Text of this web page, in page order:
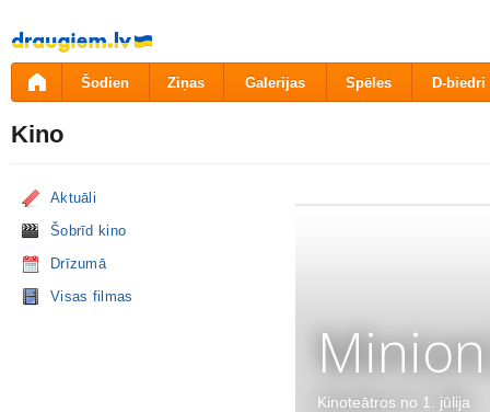
Pāriet
uz
saturu
Šodien Ziņas Galerijas Spēles D-biedri
Kino
Aktuāli
Šobrīd kino
Drīzumā
Visas filmas
Kinoteātros no 1. jūlija